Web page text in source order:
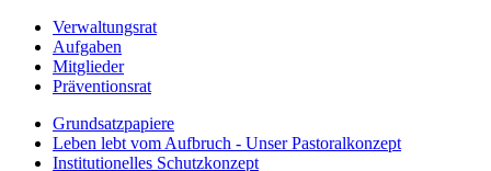
Verwaltungsrat
Aufgaben
Mitglieder
Präventionsrat
Grundsatzpapiere
Leben lebt vom Aufbruch - Unser Pastoralkonzept
Institutionelles Schutzkonzept